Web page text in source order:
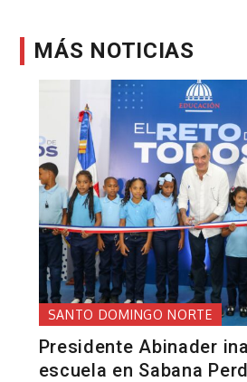
MÁS NOTICIAS
SANTO DOMINGO NORTE
Presidente Abinader
escuela en Sabana